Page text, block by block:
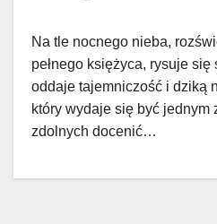
Na tle nocnego nieba,
pełnego księżyca, rysuje
oddaje tajemniczość i dziką
który wydaje się być jednym
zdolnych docenić…